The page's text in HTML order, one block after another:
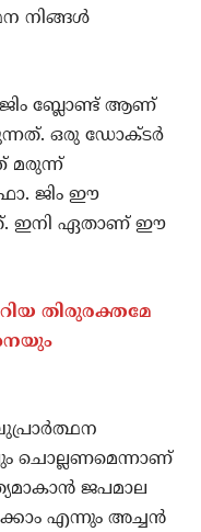
നിങ്ങള്‍
ബ്ലോണ്ട് ആണ്
ഒരു ഡോക്ടര്‍
മരുന്ന്
ജിം ഈ
ഇനി ഏതാണ് ഈ
തിരുരക്തമേ
ചൊല്ലണമെന്നാണ്
ജപമാല
എന്നും അച്ചന്‍